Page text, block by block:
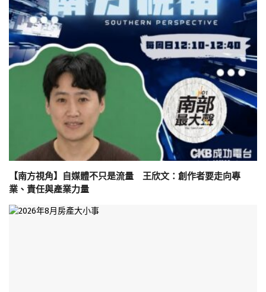
【南方視角】自媒體不只是流量 王欣文：創作者要走向專
業、責任與產業力量